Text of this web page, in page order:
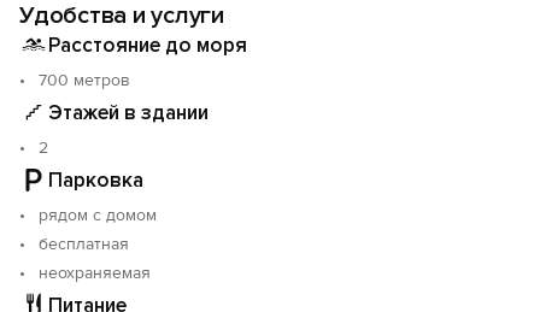
отдельный коттедж.
гавайский, лечебный, антицеллюлитный.
Мы сделаем Ваш отдых разнообразным и приятным.
Удобства и услуги
Расстояние до моря
700 метров
Этажей в здании
2
Парковка
рядом с домом
бесплатная
неохраняемая
Питание